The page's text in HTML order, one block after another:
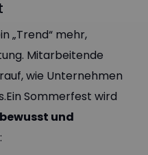
„Trend“ mehr,
Mitarbeitende
wie Unternehmen
Sommerfest wird
bewusst und